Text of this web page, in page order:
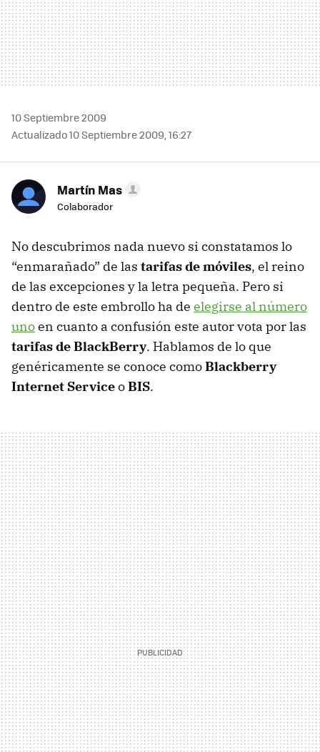
10 Septiembre 2009
Actualizado 10 Septiembre 2009, 16:27
Martín Mas
Colaborador
No descubrimos nada nuevo si constatamos lo
“enmarañado” de las tarifas de móviles, el reino
de las excepciones y la letra pequeña. Pero si
dentro de este embrollo ha de elegirse al número
unoen cuanto a confusión este autor vota por las
tarifas de BlackBerry. Hablamos de lo que
genéricamente se conoce comoBlackberry
Internet ServiceoBIS.